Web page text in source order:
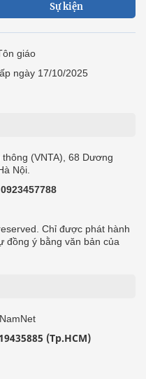
Sự kiện
giáo
ngày 17/10/2025
(VNTA), 68 Dương
Nội.
0923457788
Chỉ được phát hành
đồng ý bằng văn bản của
(Tp.HCM)